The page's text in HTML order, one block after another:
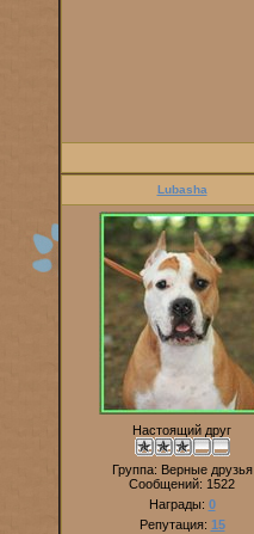
Lubasha
Настоящий друг
Группа: Верные друзья
Сообщений: 1522
Награды: 0
Репутация: 15